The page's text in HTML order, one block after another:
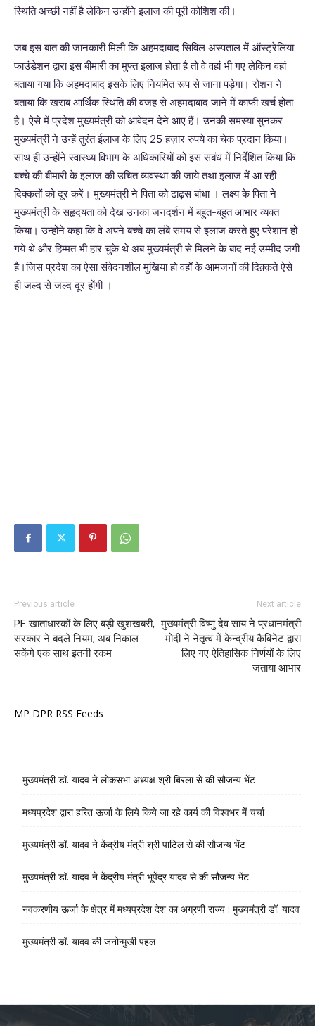
स्थिति अच्छी नहीं है लेकिन उन्होंने इलाज की पूरी कोशिश की।
जब इस बात की जानकारी मिली कि अहमदाबाद सिविल अस्पताल में ऑस्ट्रेलिया
फाउंडेशन द्वारा इस बीमारी का मुफ्त इलाज होता है तो वे वहां भी गए लेकिन वहां
बताया गया कि अहमदाबाद इसके लिए नियमित रूप से जाना पड़ेगा। रोशन ने
बताया कि खराब आर्थिक स्थिति की वजह से अहमदाबाद जाने में काफी खर्च होता
है। ऐसे में प्रदेश मुख्यमंत्री को आवेदन देने आए हैं। उनकी समस्या सुनकर
मुख्यमंत्री ने उन्हें तुरंत ईलाज के लिए 25 हज़ार रुपये का चेक प्रदान किया।
साथ ही उन्होंने स्वास्थ्य विभाग के अधिकारियों को इस संबंध में निर्देशित किया कि
बच्चे की बीमारी के इलाज की उचित व्यवस्था की जाये तथा इलाज में आ रही
दिक्कतों को दूर करें। मुख्यमंत्री ने पिता को ढाढ़स बांधा । लक्ष्य के पिता ने
मुख्यमंत्री के सहृदयता को देख उनका जनदर्शन में बहुत-बहुत आभार व्यक्त
किया। उन्होंने कहा कि वे अपने बच्चे का लंबे समय से इलाज करते हुए परेशान हो
गये थे और हिम्मत भी हार चुके थे अब मुख्यमंत्री से मिलने के बाद नई उम्मीद जगी
है।जिस प्रदेश का ऐसा संवेदनशील मुखिया हो वहाँ के आमजनों की दिक़्क़ते ऐसे
ही जल्द से जल्द दूर होंगी ।
Previous article
PF खाताधारकों के लिए बड़ी खुशखबरी,
सरकार ने बदले नियम, अब निकाल
सकेंगे एक साथ इतनी रकम
Next article
मुख्यमंत्री विष्णु देव साय ने प्रधानमंत्री
मोदी ने नेतृत्व में केन्द्रीय कैबिनेट द्वारा
लिए गए ऐतिहासिक निर्णयों के लिए
जताया आभार
MP DPR RSS Feeds
मुख्यमंत्री डॉ. यादव ने लोकसभा अध्यक्ष श्री बिरला से की सौजन्य भेंट
मध्यप्रदेश द्वारा हरित ऊर्जा के लिये किये जा रहे कार्य की विश्वभर में चर्चा
मुख्यमंत्री डॉ. यादव ने केंद्रीय मंत्री श्री पाटिल से की सौजन्य भेंट
मुख्यमंत्री डॉ. यादव ने केंद्रीय मंत्री भूपेंद्र यादव से की सौजन्य भेंट
नवकरणीय ऊर्जा के क्षेत्र में मध्यप्रदेश देश का अग्रणी राज्य : मुख्यमंत्री डॉ. यादव
मुख्यमंत्री डॉ. यादव की जनोन्मुखी पहल